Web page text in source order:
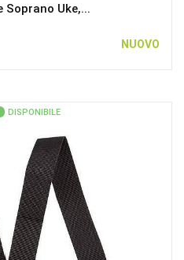
Soprano Uke,...
NUOVO
DISPONIBILE